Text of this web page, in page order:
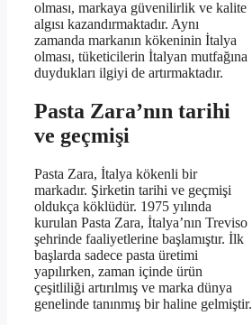
olması, markaya güvenilirlik ve kalite
algısı kazandırmaktadır. Aynı
zamanda markanın kökeninin İtalya
olması, tüketicilerin İtalyan mutfağına
duydukları ilgiyi de artırmaktadır.
Pasta Zara’nın tarihi
ve geçmişi
Pasta Zara, İtalya kökenli bir
markadır. Şirketin tarihi ve geçmişi
oldukça köklüdür. 1975 yılında
kurulan Pasta Zara, İtalya’nın Treviso
şehrinde faaliyetlerine başlamıştır. İlk
başlarda sadece pasta üretimi
yapılırken, zaman içinde ürün
çeşitliliği artırılmış ve marka dünya
genelinde tanınmış bir haline gelmiştir.